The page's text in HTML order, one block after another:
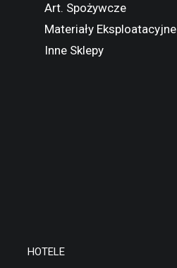
Art. Spożywcze
Materiały Eksploatacyjne
Inne Sklepy
HOTELE